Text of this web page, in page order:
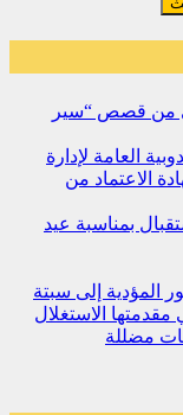
من قصص “سير
العامة لإدارة
الاعتماد من
بمناسبة عيد
المؤدية إلى سبتة
الاستغلال
مضللة